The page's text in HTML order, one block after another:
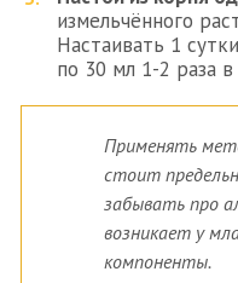
измельчённого
Настаивать 1
по 30 мл 1-2 раза в
Применять
стоит
забывать про
возникает у
компоненты.